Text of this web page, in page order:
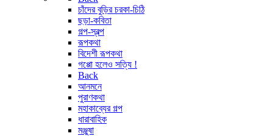
চাঁদের বুড়ির চরকা-চিঠি
ছড়া-কবিতা
গল্প-স্বল্প
রূপকথা
বিদেশী রূপকথা
গপ্পো হলেও সত্যি !
Back
আনমনে
পুরাণকথা
মহাকাব্যের গল্প
ধারাবাহিক
মঞ্জুষা